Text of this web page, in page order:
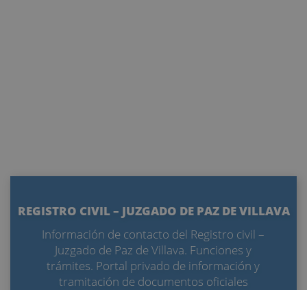
REGISTRO CIVIL – JUZGADO DE PAZ DE VILLAVA
Información de contacto del Registro civil –
Juzgado de Paz de Villava. Funciones y
trámites. Portal privado de información y
tramitación de documentos oficiales